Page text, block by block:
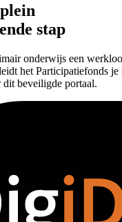
stap
onderwijs een
het Participatiefonds
beveiligde portaal.